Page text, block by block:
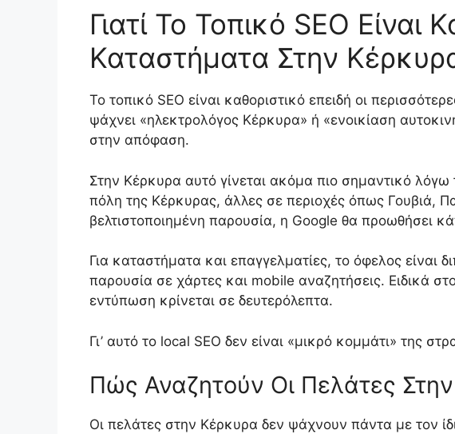
Γιατί Το Τοπικό SEO Είναι
Καταστήματα Στην
Το τοπικό SEO είναι καθοριστικό επειδή οι
ψάχνει «ηλεκτρολόγος Κέρκυρα» ή «ενοικίαση
στην απόφαση.
Στην Κέρκυρα αυτό γίνεται ακόμα πιο σημαντικό
πόλη της Κέρκυρας, άλλες σε περιοχές όπως Γουβιά,
βελτιστοποιημένη παρουσία, η Google θα προωθήσει
Για καταστήματα και επαγγελματίες, το όφελος
παρουσία σε χάρτες και mobile αναζητήσεις. Ειδικά
εντύπωση κρίνεται σε δευτερόλεπτα.
Γι’ αυτό το local SEO δεν είναι «μικρό κομμάτι» της
Πώς Αναζητούν Οι Πελάτες
Οι πελάτες στην Κέρκυρα δεν ψάχνουν πάντα με τον